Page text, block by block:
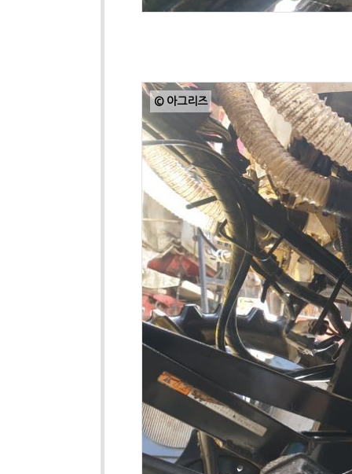
© 아그리즈